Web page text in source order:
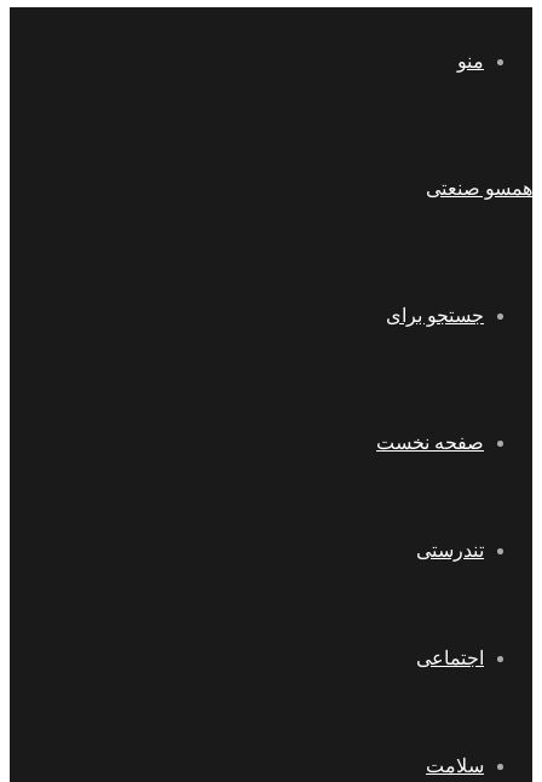
منو
همسو صنعتی
جستجو برای
صفحه نخست
تندرستی
اجتماعی
سلامت